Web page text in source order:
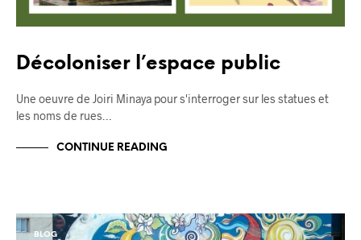
Décoloniser l’espace public
Une oeuvre de Joiri Minaya pour s'interroger sur les statues et
les noms de rues…
CONTINUE READING
BLOG